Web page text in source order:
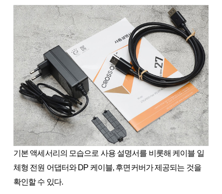
기본 액세서리의 모습으로 사용 설명서를 비롯해 케이블 일
체형 전원 어댑터와 DP 케이블, 후면커버가 제공되는 것을
확인할 수 있다.